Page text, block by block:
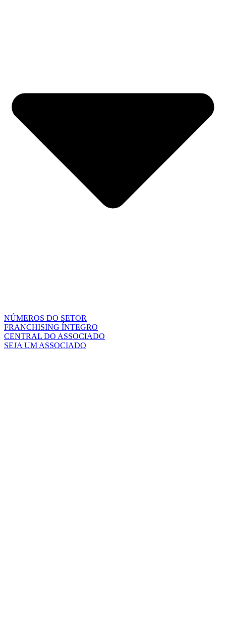
NÚMEROS DO SETOR
FRANCHISING ÍNTEGRO
CENTRAL DO ASSOCIADO
SEJA UM ASSOCIADO